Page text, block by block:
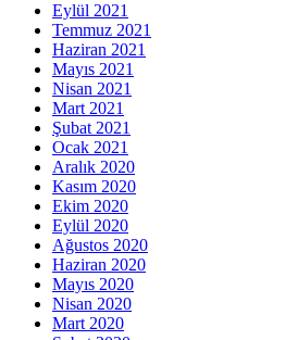
Eylül 2021
Temmuz 2021
Haziran 2021
Mayıs 2021
Nisan 2021
Mart 2021
Şubat 2021
Ocak 2021
Aralık 2020
Kasım 2020
Ekim 2020
Eylül 2020
Ağustos 2020
Haziran 2020
Mayıs 2020
Nisan 2020
Mart 2020